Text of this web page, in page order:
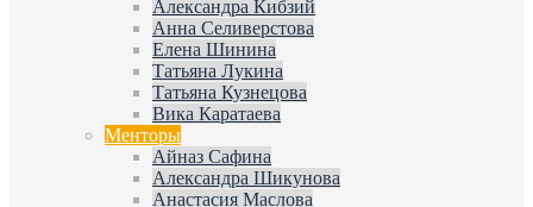
Александра Кибзий
Анна Селиверстова
Елена Шинина
Татьяна Лукина
Татьяна Кузнецова
Вика Каратаева
Менторы
Айназ Сафина
Александра Шикунова
Анастасия Маслова